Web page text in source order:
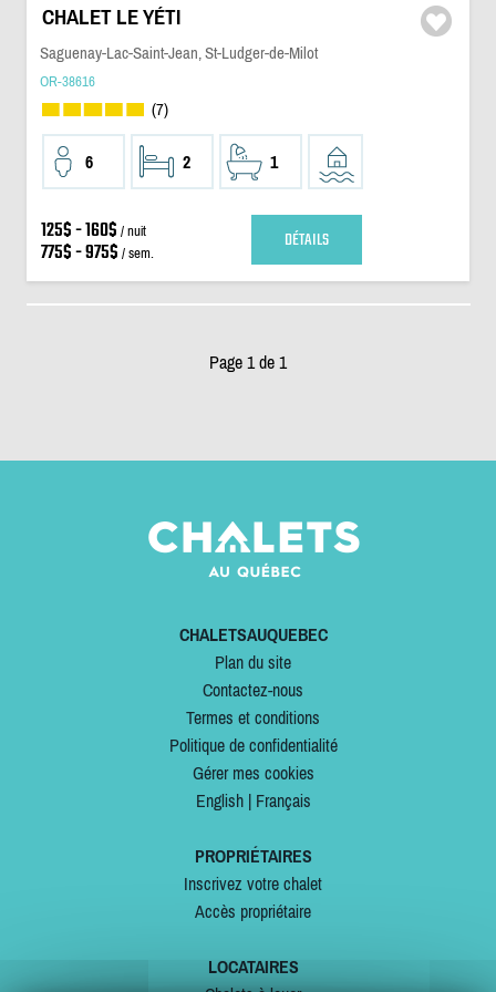
CHALET LE YÉTI
Saguenay-Lac-Saint-Jean, St-Ludger-de-Milot
OR-38616
(7)
6 2 1
125$ - 160$ / nuit
775$ - 975$ / sem. DÉTAILS
Page 1 de 1
CHALETSAUQUEBEC
Plan du site
Contactez-nous
Termes et conditions
Politique de confidentialité
Gérer mes cookies
English| Français
PROPRIÉTAIRES
Inscrivez votre chalet
Accès propriétaire
LOCATAIRES